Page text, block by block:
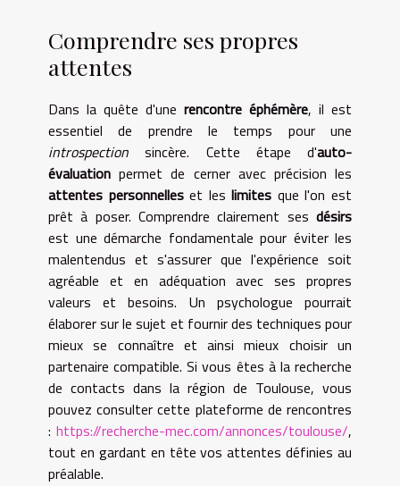
Comprendre ses propres
attentes
Dans la quête d'une rencontre éphémère, il est
essentiel de prendre le temps pour une
introspection sincère. Cette étape d'auto-
évaluation permet de cerner avec précision les
attentes personnelleset leslimites que l'on est
prêt à poser. Comprendre clairement ses désirs
est une démarche fondamentale pour éviter les
malentendus et s'assurer que l'expérience soit
agréable et en adéquation avec ses propres
valeurs et besoins. Un psychologue pourrait
élaborer sur le sujet et fournir des techniques pour
mieux se connaître et ainsi mieux choisir un
partenaire compatible. Si vous êtes à la recherche
de contacts dans la région de Toulouse, vous
pouvez consulter cette plateforme de rencontres
: https://recherche-mec.com/annonces/toulouse/,
tout en gardant en tête vos attentes définies au
préalable.